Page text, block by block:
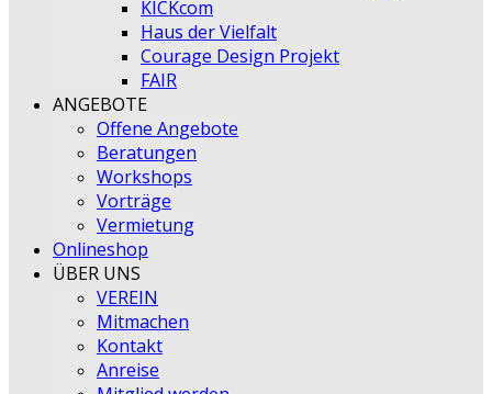
KICKcom
Haus der Vielfalt
Courage Design Projekt
FAIR
ANGEBOTE
Offene Angebote
Beratungen
Workshops
Vorträge
Vermietung
Onlineshop
ÜBER UNS
VEREIN
Mitmachen
Kontakt
Anreise